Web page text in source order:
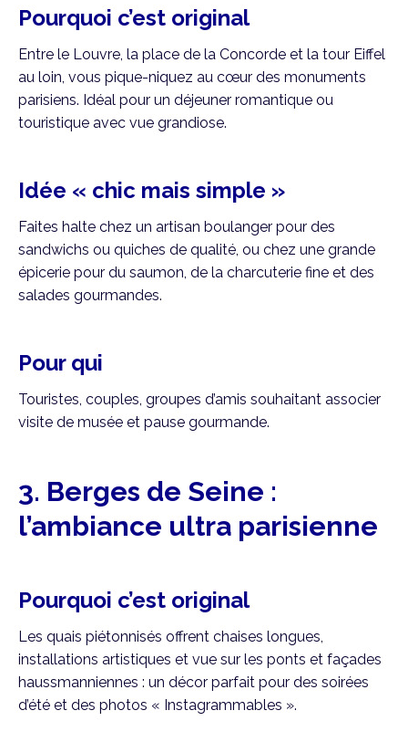
Pourquoi c’est original
Entre le Louvre, la place de la Concorde et la tour Eiffel
au loin, vous pique-niquez au cœur des monuments
parisiens. Idéal pour un déjeuner romantique ou
touristique avec vue grandiose.
Idée « chic mais simple »
Faites halte chez un artisan boulanger pour des
sandwichs ou quiches de qualité, ou chez une grande
épicerie pour du saumon, de la charcuterie fine et des
salades gourmandes.
Pour qui
Touristes, couples, groupes d’amis souhaitant associer
visite de musée et pause gourmande.
3. Berges de Seine :
l’ambiance ultra parisienne
Pourquoi c’est original
Les quais piétonnisés offrent chaises longues,
installations artistiques et vue sur les ponts et façades
haussmanniennes : un décor parfait pour des soirées
d’été et des photos « Instagrammables ».